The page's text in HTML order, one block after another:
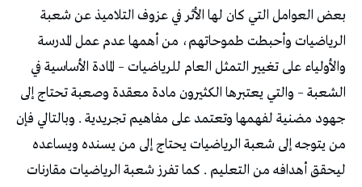
بعض العوامل التي كان لها الأثر في عزوف التلاميذ عن شعبة
الرياضيات وأحبطت طموحاتهم، من أهمها عدم عمل المدرسة
والأولياء على تغيير التمثل العام للرياضيات – المادة الأساسية في
الشعبة – والتي يعتبرها الكثيرون مادة معقدة وصعبة تحتاج إلى
جهود مضنية لفهمها وتعتمد على مفاهيم تجريدية . وبالتالي فإن
من يتوجه إلى شعبة الرياضيات يحتاج إلى من يسنده ويساعده
ليحقق أهدافه من التعليم . كما تفرز شعبة الرياضيات مقارنات